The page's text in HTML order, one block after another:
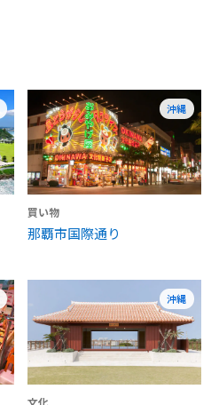
沖縄
買い物
那覇市国際通り
沖縄